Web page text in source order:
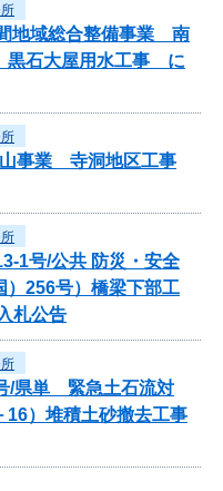
地域総合整備事業 南
黒石大屋用水工事 に
山事業 寺洞地区工事
1号/公共 防災・安全
）256号）橋梁下部工
札公告
/県単 緊急土石流対
16）堆積土砂撤去工事